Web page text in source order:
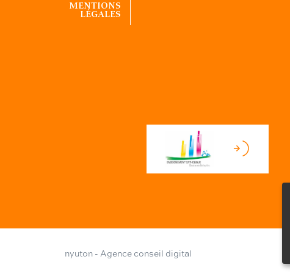
MENTIONS
LÉGALES
nyuton - Agence conseil digital